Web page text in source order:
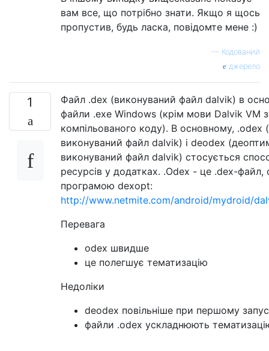
вам все, що потрібно знати. Якщо я щось
пропустив, будь ласка, повідомте мене :)
— Кодований
джерело
1
Файл .dex (виконуваний файл dalvik) в
файли .exe Windows (крім мови Dalvik VM
компільованого коду). В основному, .odex
виконуваний файл dalvik) і deodex
виконуваний файл dalvik) стосується
ресурсів у додатках. .Odex - це .dex-файл,
програмою dexopt:
http://www.netmite.com/android/mydroid/
Перевага
odex швидше
це полегшує тематизацію
Недоліки
deodex повільніше при першому
файли .odex ускладнюють